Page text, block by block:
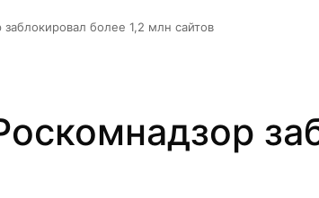
более 1,2 млн сайтов